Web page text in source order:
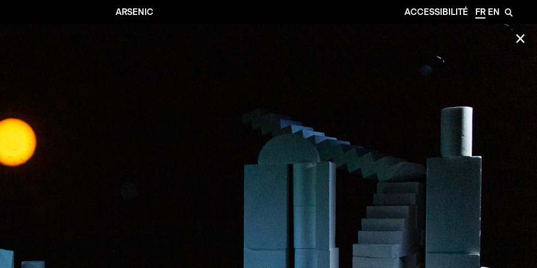
ARSENIC ACCESSIBILITÉ FR EN 🔎
✕